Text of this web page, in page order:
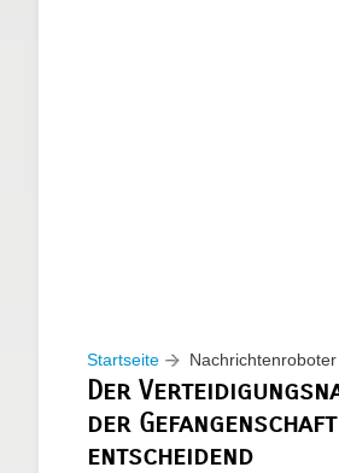
Startseite Nachrichtenroboter
Der
der
entscheidend